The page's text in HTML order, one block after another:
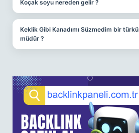
Koçak soyu nereden gelir ?
Keklik Gibi Kanadımı Süzmedim bir türkü
müdür ?